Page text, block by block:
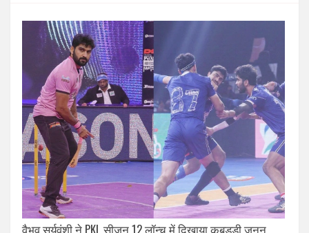
वैभव सूर्यवंशी ने PKL सीजन 12 लॉन्च में दिखाया कबड्डी जुनून